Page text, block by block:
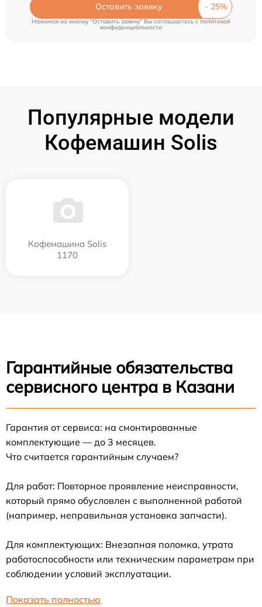
Оставить заявку
Нажимая на кнопку "Оставить заявку" Вы соглашаетесь cполитикой
конфиденциальности
Популярные модели
Кофемашин Solis
Кофемашина Solis
1170
Гарантийные обязательства
сервисного центра в Казани
Гарантия от сервиса: на смонтированные
комплектующие — до 3 месяцев.
Что считается гарантийным случаем?
Для работ: Повторное проявление неисправности,
который прямо обусловлен с выполненной работой
(например, неправильная установка запчасти).
Для комплектующих: Внезапная поломка, утрата
работоспособности или техническим параметрам при
соблюдении условий эксплуатации.
Показать полностью